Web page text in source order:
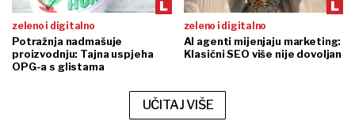
zeleno i digitalno
Potražnja nadmašuje
proizvodnju: Tajna uspjeha
OPG-a s glistama
zeleno i digitalno
AI agenti mijenjaju marketing:
Klasični SEO više nije dovoljan
UČITAJ VIŠE